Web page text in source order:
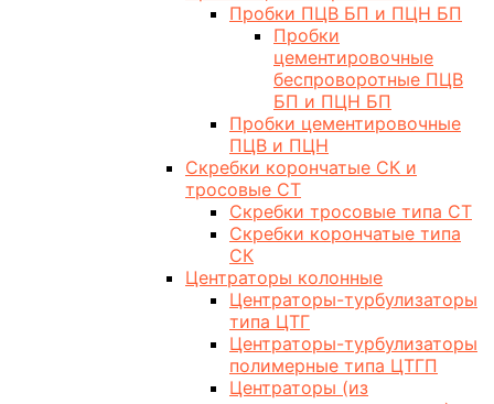
Пробки ПЦВ БП и ПЦН БП
Пробки
цементировочные
беспроворотные ПЦВ
БП и ПЦН БП
Пробки цементировочные
ПЦВ и ПЦН
Скребки корончатые СК и
тросовые СТ
Скребки тросовые типа СТ
Скребки корончатые типа
СК
Центраторы колонные
Центраторы-турбулизаторы
типа ЦТГ
Центраторы-турбулизаторы
полимерные типа ЦТГП
Центраторы (из